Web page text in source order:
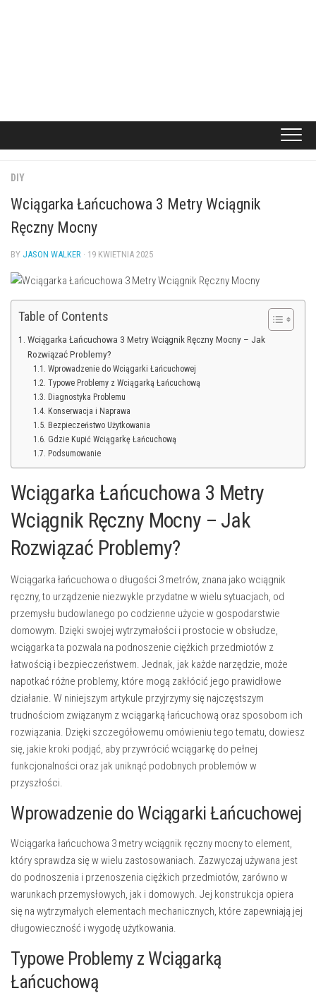
DIY
Wciągarka Łańcuchowa 3 Metry Wciągnik
Ręczny Mocny
BY JASON WALKER · 19 KWIETNIA 2025
Table of Contents
Wciągarka Łańcuchowa 3 Metry Wciągnik Ręczny Mocny – Jak
Rozwiązać Problemy?
Wprowadzenie do Wciągarki Łańcuchowej
Typowe Problemy z Wciągarką Łańcuchową
Diagnostyka Problemu
Konserwacja i Naprawa
Bezpieczeństwo Użytkowania
Gdzie Kupić Wciągarkę Łańcuchową
Podsumowanie
Wciągarka Łańcuchowa 3 Metry
Wciągnik Ręczny Mocny – Jak
Rozwiązać Problemy?
Wciągarka łańcuchowa o długości 3 metrów, znana jako wciągnik
ręczny, to urządzenie niezwykle przydatne w wielu sytuacjach, od
przemysłu budowlanego po codzienne użycie w gospodarstwie
domowym. Dzięki swojej wytrzymałości i prostocie w obsłudze,
wciągarka ta pozwala na podnoszenie ciężkich przedmiotów z
łatwością i bezpieczeństwem. Jednak, jak każde narzędzie, może
napotkać różne problemy, które mogą zakłócić jego prawidłowe
działanie. W niniejszym artykule przyjrzymy się najczęstszym
trudnościom związanym z wciągarką łańcuchową oraz sposobom ich
rozwiązania. Dzięki szczegółowemu omówieniu tego tematu, dowiesz
się, jakie kroki podjąć, aby przywrócić wciągarkę do pełnej
funkcjonalności oraz jak uniknąć podobnych problemów w
przyszłości.
Wprowadzenie do Wciągarki Łańcuchowej
Wciągarka łańcuchowa 3 metry wciągnik ręczny mocny to element,
który sprawdza się w wielu zastosowaniach. Zazwyczaj używana jest
do podnoszenia i przenoszenia ciężkich przedmiotów, zarówno w
warunkach przemysłowych, jak i domowych. Jej konstrukcja opiera
się na wytrzymałych elementach mechanicznych, które zapewniają jej
długowieczność i wygodę użytkowania.
Typowe Problemy z Wciągarką
Łańcuchową